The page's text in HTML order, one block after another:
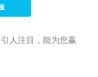
人注目，能为您赢